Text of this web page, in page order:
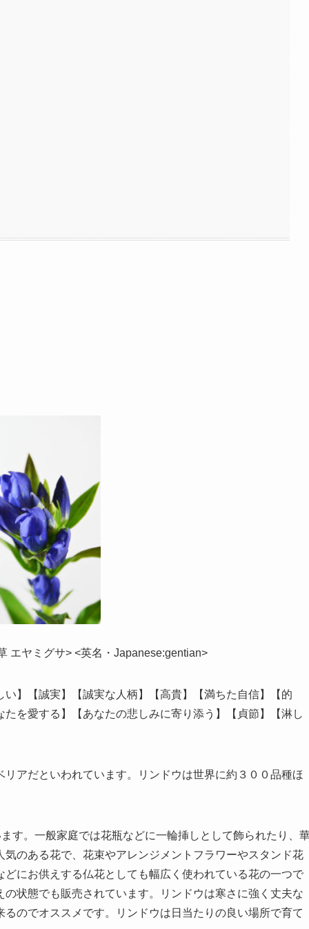
エヤミグサ> <英名・Japanese:gentian>
】【誠実】【誠実な人柄】【高貴】【満ちた自信】【的
を愛する】【あなたの悲しみに寄り添う】【貞節】【淋し
アだといわれています。リンドウは世界に約３００品種ほ
す。一般家庭では花瓶などに一輪挿しとして飾られたり、
のある花で、花束やアレンジメントフラワーやスタンド花
にお供えする仏花としても幅広く使われている花の一つで
状態でも販売されています。リンドウは寒さに強く丈夫な
のでオススメです。リンドウは日当たりの良い場所で育て